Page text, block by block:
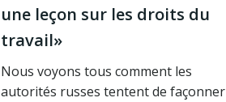
une leçon sur les droits du
travail»
Nous voyons tous comment les
autorités russes tentent de façonner